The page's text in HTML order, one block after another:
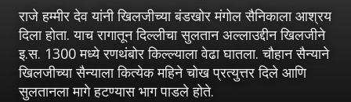
राजे हम्मीर देव यांनी खिलजीच्या बंडखोर मंगोल सैनिकाला आश्रय
दिला होता. याच रागातून दिल्लीचा सुलतान अल्लाउद्दीन खिलजीने
इ.स. 1300 मध्ये रणथंबोर किल्ल्याला वेढा घातला. चौहान सैन्याने
खिलजीच्या सैन्याला कित्येक महिने चोख प्रत्युत्तर दिले आणि
सुलतानला मागे हटण्यास भाग पाडले होते.